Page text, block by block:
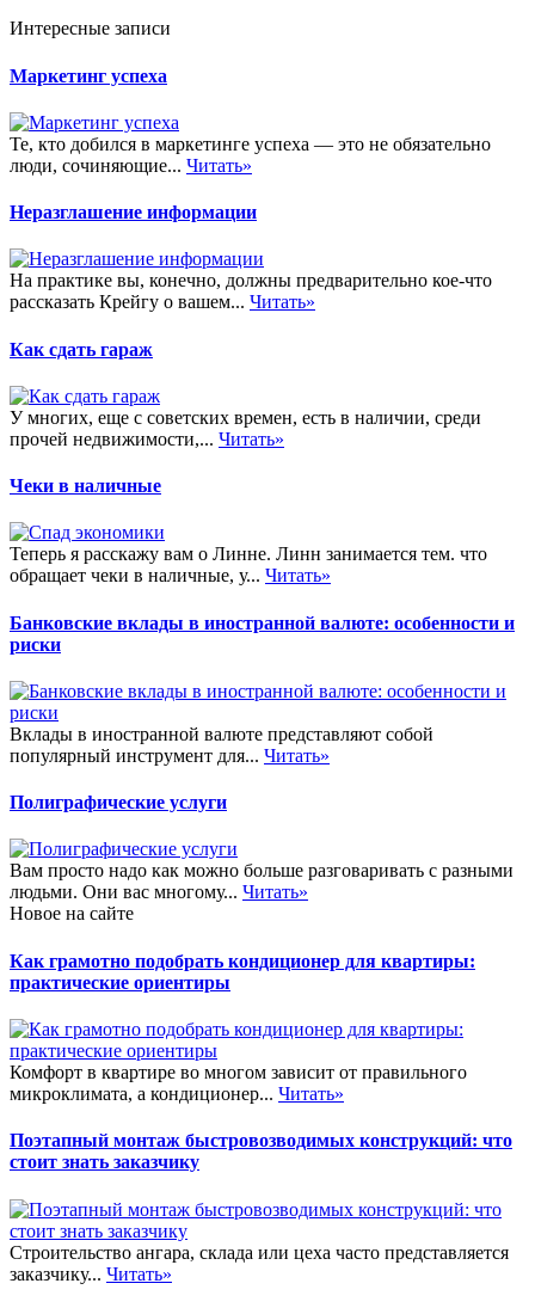
Интересные записи
Маркетинг успеха
Те, кто добился в маркетинге успеха — это не обязательно
люди, сочиняющие... Читать»
Неразглашение информации
На практике вы, конечно, должны предварительно кое-что
рассказать Крейгу о вашем... Читать»
Как сдать гараж
У многих, еще с советских времен, есть в наличии, среди
прочей недвижимости,... Читать»
Чеки в наличные
Теперь я расскажу вам о Линне. Линн занимается тем. что
обращает чеки в наличные, у... Читать»
Банковские вклады в иностранной валюте: особенности и
риски
Вклады в иностранной валюте представляют собой
популярный инструмент для... Читать»
Полиграфические услуги
Вам просто надо как можно больше разговаривать с разными
людьми. Они вас многому... Читать»
Новое на сайте
Как грамотно подобрать кондиционер для квартиры:
практические ориентиры
Комфорт в квартире во многом зависит от правильного
микроклимата, а кондиционер... Читать»
Поэтапный монтаж быстровозводимых конструкций: что
стоит знать заказчику
Строительство ангара, склада или цеха часто представляется
заказчику... Читать»